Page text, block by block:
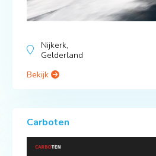
Nijkerk,
Gelderland
Bekijk
Carboten